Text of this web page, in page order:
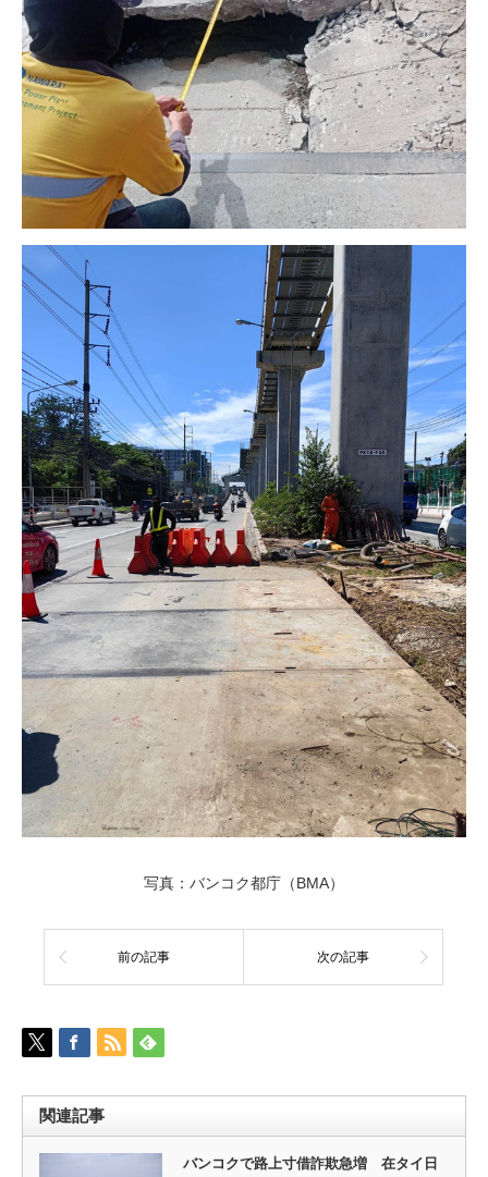
写真：バンコク都庁（BMA）
前の記事 次の記事
関連記事
バンコクで路上寸借詐欺急増 在タイ日